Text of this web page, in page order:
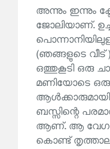
അന്നും ഇന്നും
ജോലിയാണ്.
(ഞങ്ങളുടെ
ഒത്തുകൂടി ഒരു
മണിയോടെ
ആൾക്കാരുമായി
ബസ്സിന്റെ
ആണ്. ആ
കൊണ്ട് തൃത്താല